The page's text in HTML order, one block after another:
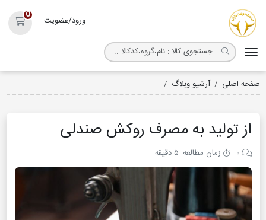
ورود/عضویت
0
صفحه اصلی آرشیو وبلاگ
از تولید به مصرف روکش صندلی
زمان مطالعه: ۵ دقیقه